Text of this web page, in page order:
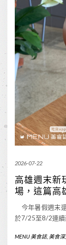
2026-07-22
高雄週末
場，這篇高
今年暑假週末
於7/25至8/2連續
MENU 美食誌, 美食